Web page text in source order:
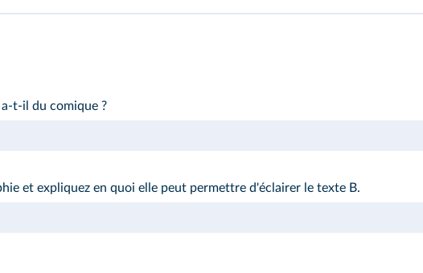
t-il du comique ?
et expliquez en quoi elle peut permettre d'éclairer le texte B.